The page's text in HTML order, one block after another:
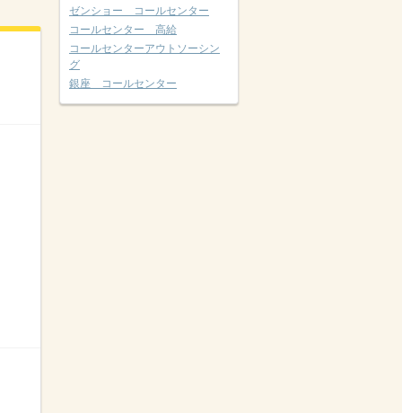
ゼンショー コールセンター
コールセンター 高給
コールセンターアウトソーシン
グ
銀座 コールセンター